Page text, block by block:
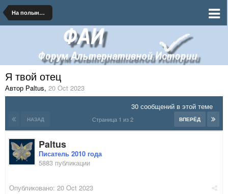
На полынных тропинках далеких планет
Я твой отец
Автор Paltus, 20 Oct 2023
30 сообщений в этой теме
НАЗАД ВПЕРЁД
Страница 1 из 2
Paltus
Писатель 2010 года
5883 публикации
Опубликовано: 20 Oct 2023